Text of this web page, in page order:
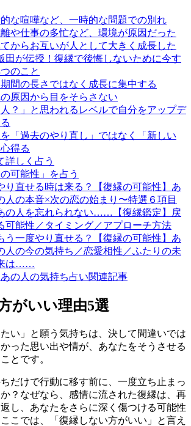
な喧嘩など、一時的な問題での別れ
や仕事の多忙など、環境が原因だった
からお互いが人として大きく成長した
田が伝授！復縁で後悔しないために今す
のこと
間の長さではなく成長に集中する
原因から目をそらさない
？」と思われるレベルで自分をアップデ
「過去のやり直し」ではなく「新しい
得る
詳しく占う
の可能性」を占う
り直せる時は来る？【復縁の可能性】あ
人の本音×次の恋の始まり〜特選６項目
の人を忘れられない……【復縁鑑定】戻
可能性／タイミング／アプローチ方法
う一度やり直せる？【復縁の可能性】あ
人の今の気持ち／恋愛相性／ふたりの未
は……
の人の気持ち占い関連記事
がいい理由5選
たい」と願う気持ちは、決して間違いでは
った思い出や情が、あなたをそうさせる
とです。
だけで行動に移す前に、一度立ち止まっ
？なぜなら、感情に流された復縁は、再
し、あなたをさらに深く傷つける可能性
こでは、「復縁しない方がいい」と言え